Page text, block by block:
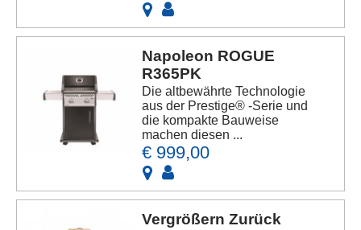
Napoleon ROGUE
R365PK
Die altbewährte Technologie
aus der Prestige® -Serie und
die kompakte Bauweise
machen diesen ...
€ 999,00
Vergrößern Zurück